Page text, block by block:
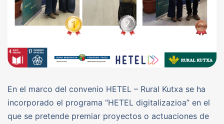
En el marco del convenio HETEL – Rural Kutxa se ha
incorporado el programa “HETEL digitalizazioa” en el
que se pretende premiar proyectos o actuaciones de